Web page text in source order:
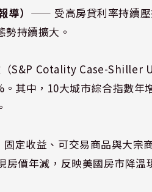
） ⸺ 受高房貸利率持續壓
持續擴大。
S&P Cotality Case-Shiller
其中，10大城市綜合指數年
定收益、可交易商品與大宗
價年減，反映美國房市降溫